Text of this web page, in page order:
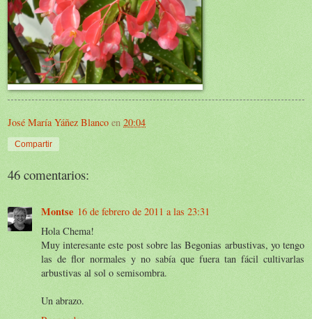
José María Yáñez Blanco en 20:04
Compartir
46 comentarios:
Montse 16 de febrero de 2011 a las 23:31
Hola Chema!
Muy interesante este post sobre las Begonias arbustivas, yo tengo
las de flor normales y no sabía que fuera tan fácil cultivarlas
arbustivas al sol o semisombra.
Un abrazo.